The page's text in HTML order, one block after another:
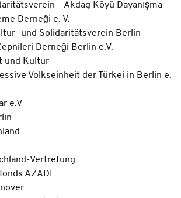
– Akdag Köyü Dayanışma
Derneği e. V.
und Solidaritätsverein Berlin
Derneği Berlin e.V.
und Kultur
Volkseinheit der Türkei in Berlin e.
e.V
Vertretung
AZADI